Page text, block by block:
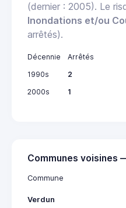
(dernier : 2005). Le
Inondations et/ou
arrêtés).
Décennie
Arrêtés
1990s
2
2000s
1
Communes voisines
Commune
Verdun